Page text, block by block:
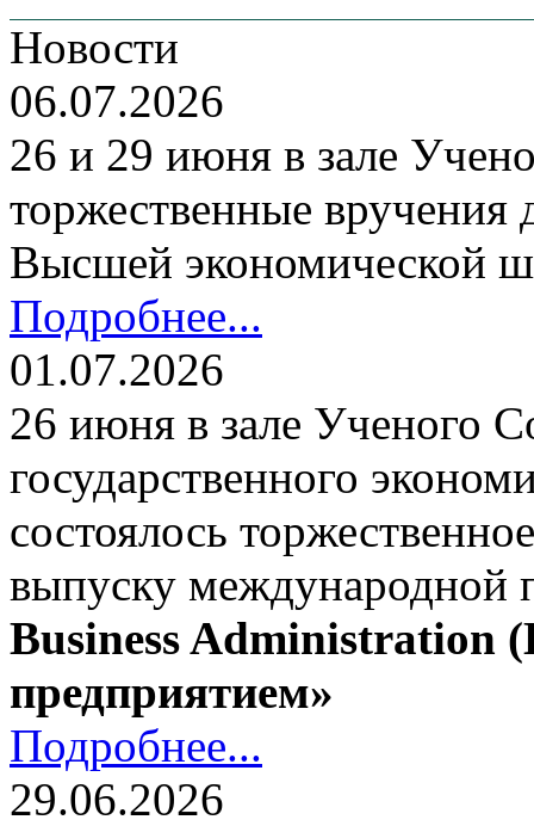
Новости
06.07.2026
26 и 29 июня в зале
торжественные
Высшей экономической
Подробнее...
01.07.2026
26 июня в зале Ученого
государственного
состоялось
выпуску
Business Administration
предприятием»
Подробнее...
29.06.2026